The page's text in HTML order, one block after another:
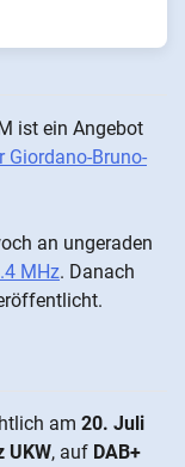
ist ein An­ge­bot
Gi­ordano-Bruno-
an un­ge­ra­den
MHz. Da­nach
am 20. Juli
UKW, auf DAB+